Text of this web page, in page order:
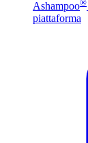
Ashampoo®
piattaforma